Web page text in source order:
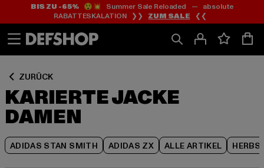
Zum
Inhalt
springen
Zum
Fußzeile
springen
BIS ZU -65%😲💥 Summer Sale Reloaded — absolute
RABATTESKALATION ❯❯ ZUM SALE ❮❮
ZURÜCK
KARIERTE JACKE
DAMEN
ADIDAS STAN SMITH ADIDAS ZX ALLE ARTIKEL
Zum
Produktraster
springen